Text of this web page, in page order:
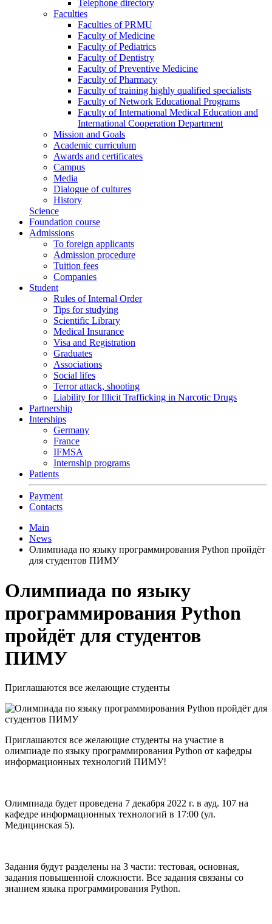
Telephone directory
Faculties
Faculties of PRMU
Faculty of Medicine
Faculty of Pediatrics
Faculty of Dentistry
Faculty of Preventive Medicine
Faculty of Pharmacy
Faculty of training highly qualified specialists
Faculty of Network Educational Programs
Faculty of International Medical Education and
International Cooperation Department
Mission and Goals
Academic curriculum
Awards and certificates
Campus
Media
Dialogue of cultures
History
Science
Foundation course
Admissions
To foreign applicants
Admission procedure
Tuition fees
Companies
Student
Rules of Internal Order
Tips for studying
Scientific Library
Medical Insurance
Visa and Registration
Graduates
Associations
Social lifes
Terror attack, shooting
Liability for Illicit Trafficking in Narcotic Drugs
Partnership
Interships
Germany
France
IFMSA
Internship programs
Patients
Payment
Contacts
Main
News
Олимпиада по языку программирования Python пройдёт
для студентов ПИМУ
Олимпиада по языку
программирования Python
пройдёт для студентов
ПИМУ
Приглашаются все желающие студенты
Приглашаются все желающие студенты на участие в
олимпиаде по языку программирования Python от кафедры
информационных технологий ПИМУ!
Олимпиада будет проведена 7 декабря 2022 г. в ауд. 107 на
кафедре информационных технологий в 17:00 (ул.
Медицинская 5).
Задания будут разделены на 3 части: тестовая, основная,
задания повышенной сложности. Все задания связаны со
знанием языка программирования Python.